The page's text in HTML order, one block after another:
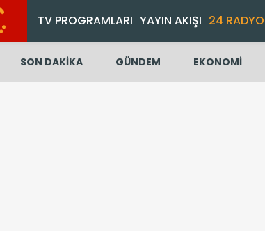
TV PROGRAMLARI YAYIN AKIŞI 24 RADYO
SON DAKİKA GÜNDEM EKONOMİ